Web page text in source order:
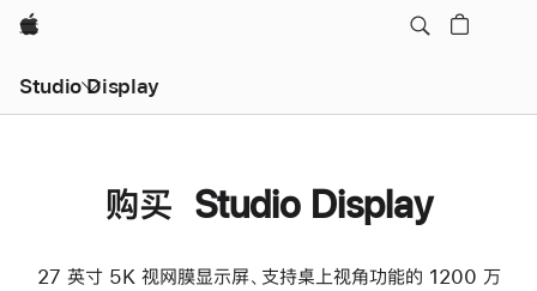
Apple
Studio Display
购买 Studio Display
27 英寸 5K 视网膜显示屏、支持桌上视角功能的 1200 万